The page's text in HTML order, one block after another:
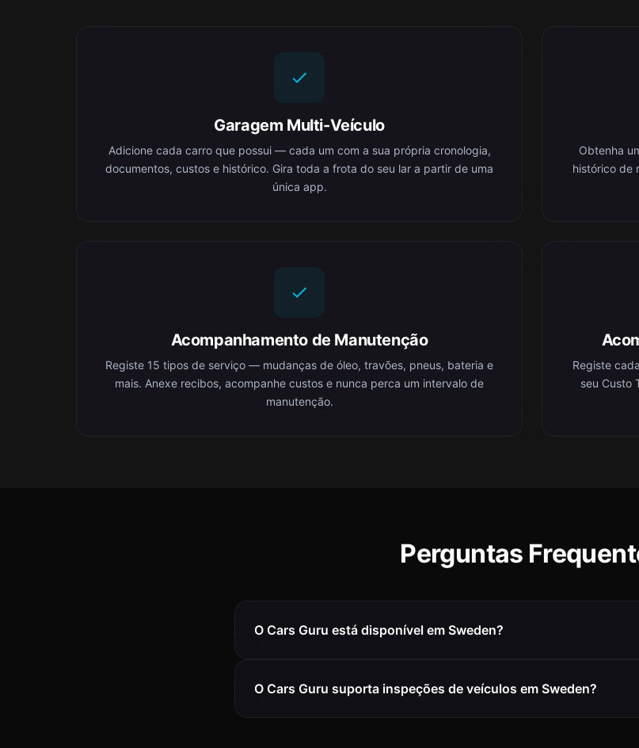
Garagem Multi-Veículo
Adicione cada carro que possui — cada um com a sua própria cronologia,
documentos, custos e histórico. Gira toda a frota do seu lar a partir de uma
única app.
Obtenha
histórico de
Acompanhamento de Manutenção
Registe 15 tipos de serviço — mudanças de óleo, travões, pneus, bateria e
mais. Anexe recibos, acompanhe custos e nunca perca um intervalo de
manutenção.
Registe
seu Custo
Perguntas
O Cars Guru está disponível em Sweden?
O Cars Guru suporta inspeções de veículos em Sweden?